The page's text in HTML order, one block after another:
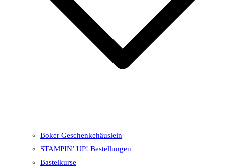
Boker Geschenkehäuslein
STAMPIN’ UP! Bestellungen
Bastelkurse